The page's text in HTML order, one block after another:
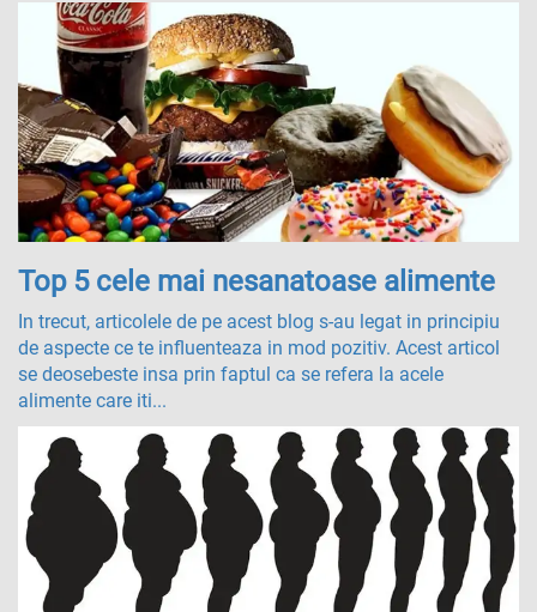
Top 5 cele mai nesanatoase alimente
In trecut, articolele de pe acest blog s-au legat in principiu
de aspecte ce te influenteaza in mod pozitiv. Acest articol
se deosebeste insa prin faptul ca se refera la acele
alimente care iti...